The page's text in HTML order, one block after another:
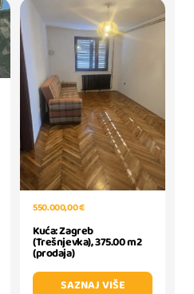
550.000,00 €
Kuća: Zagreb
(Trešnjevka), 375.00 m2
(prodaja)
SAZNAJ VIŠE